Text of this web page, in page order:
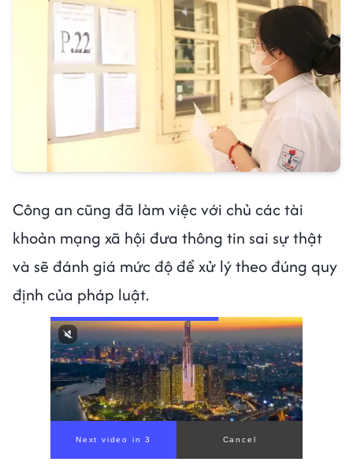
Công an cũng đã làm việc với chủ các tài
khoản mạng xã hội đưa thông tin sai sự thật
và sẽ đánh giá mức độ để xử lý theo đúng quy
định của pháp luật.
Next video in 1 Cancel